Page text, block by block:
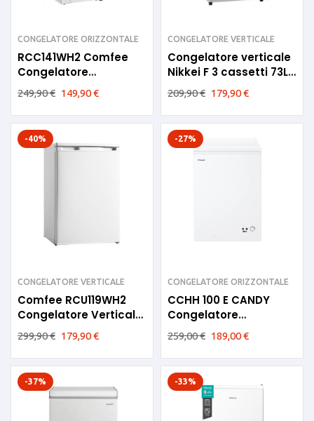
CONGELATORE ORIZZONTALE
RCC141WH2 Comfee
Congelatore
orizzontale 97litri E
249,90€ 149,90€
CONGELATORE VERTICALE
Congelatore verticale
Nikkei F 3 cassetti 73L
NKS75
209,90€ 179,90€
-40%
CONGELATORE VERTICALE
Comfee RCU119WH2
Congelatore Verticale
3 cassetti 85lt E
299,90€ 179,90€
-27%
CONGELATORE ORIZZONTALE
CCHH 100 E CANDY
Congelatore
orizzontale Candy 97lt
259,00€ 189,00€
-37% -33%